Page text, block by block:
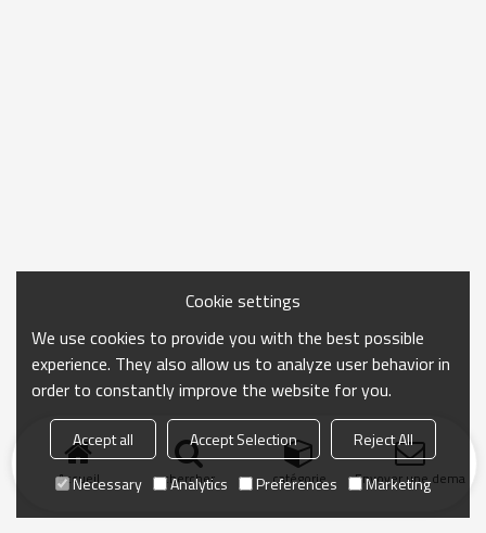
Accueil chercher catégorie Envoyer une
Cookie settings
We use cookies to provide you with the best possible
experience. They also allow us to analyze user behavior in
order to constantly improve the website for you.
Accept all Accept Selection
Reject All
Necessary
Analytics Preferences Marketing